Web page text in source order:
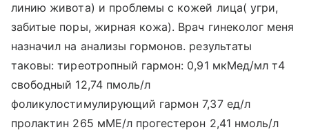
линию живота) и проблемы с кожей лица( угри,
забитые поры, жирная кожа). Врач гинеколог меня
назначил на анализы гормонов. результаты
таковы: тиреотропный гармон: 0,91 мкМед/мл т4
свободный 12,74 пмоль/л
фоликулостимулирующий гармон 7,37 ед/л
пролактин 265 мМЕ/л прогестерон 2,41 нмоль/л